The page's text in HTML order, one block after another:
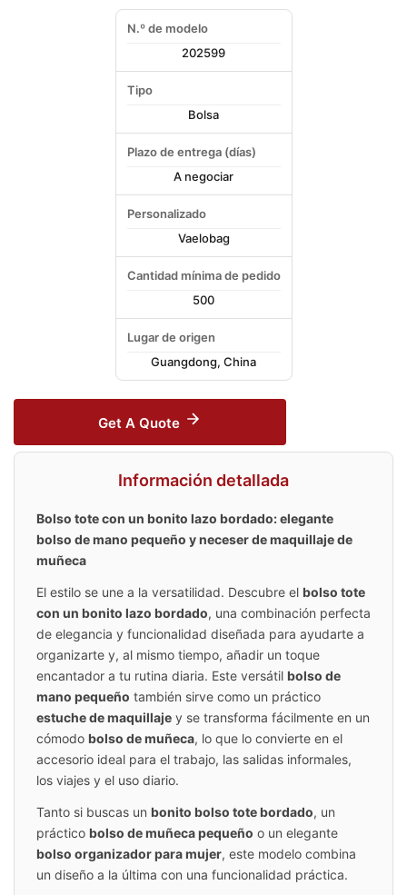
N.º de modelo
202599
Tipo
Bolsa
Plazo de entrega (días)
A negociar
Personalizado
Vaelobag
Cantidad mínima de pedido
500
Lugar de origen
Guangdong, China
Get A Quote
Información detallada
Bolso tote con un bonito lazo bordado: elegante
bolso de mano pequeño y neceser de maquillaje de
muñeca
El estilo se une a la versatilidad. Descubre el bolso tote
con un bonito lazo bordado, una combinación perfecta
de elegancia y funcionalidad diseñada para ayudarte a
organizarte y, al mismo tiempo, añadir un toque
encantador a tu rutina diaria. Este versátil bolso de
mano pequeño también sirve como un práctico
estuche de maquillaje y se transforma fácilmente en un
cómodo bolso de muñeca, lo que lo convierte en el
accesorio ideal para el trabajo, las salidas informales,
los viajes y el uso diario.
Tanto si buscas un bonito bolso tote bordado, un
práctico bolso de muñeca pequeño o un elegante
bolso organizador para mujer, este modelo combina
un diseño a la última con una funcionalidad práctica.